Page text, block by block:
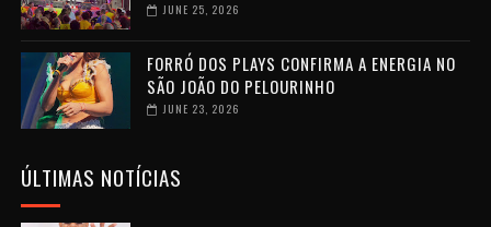
JUNE 25, 2026
FORRÓ DOS PLAYS CONFIRMA A ENERGIA NO
SÃO JOÃO DO PELOURINHO
JUNE 23, 2026
ÚLTIMAS NOTÍCIAS